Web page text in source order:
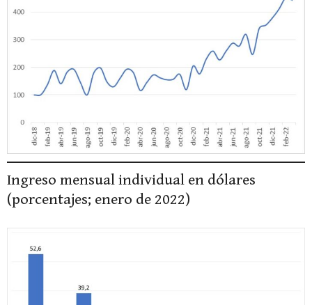
Ingreso mensual individual en dólares
(porcentajes; enero de 2022)